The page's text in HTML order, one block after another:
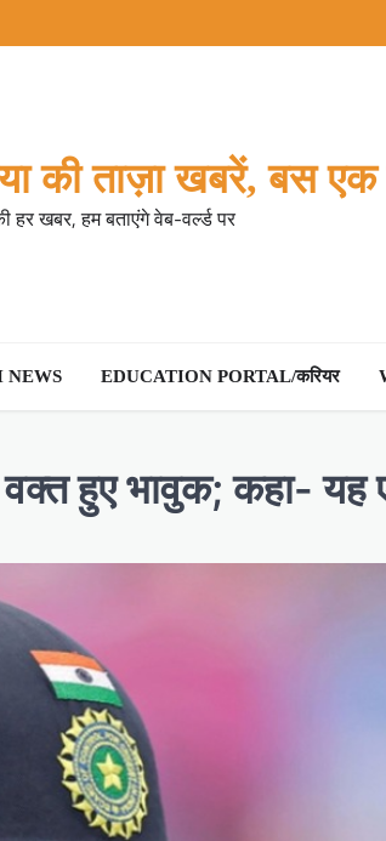
की ताज़ा खबरें, बस एक
खबर, हम बताएंगे वेब-वर्ल्ड पर
NEWS EDUCATION PORTAL/करियर
हुए भावुक; कहा- यह